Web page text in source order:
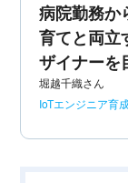
病院勤務か
育てと両立
ザイナーを
堀越千織さん
IoTエンジニア育